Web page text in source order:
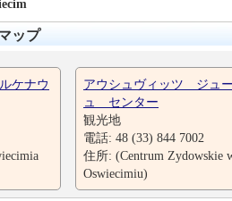
ップ
ケナウ
アウシュヴィッツ ジュ
ュ センター
観光地
電話: 48 (33) 844 7002
住所: (Centrum Zydowskie
Oswiecimiu)